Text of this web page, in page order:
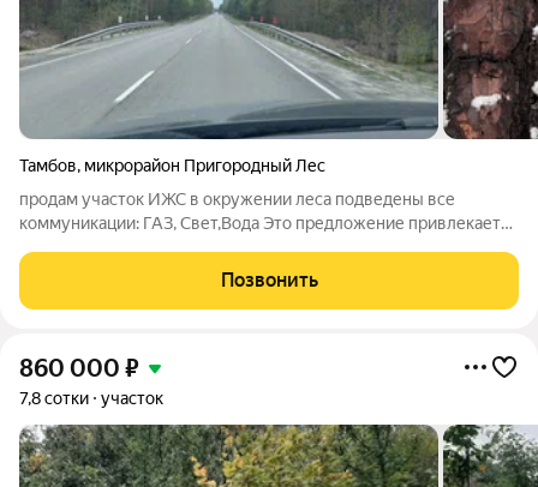
Тамбов, микрорайон Пригородный Лес
продам участок ИЖС в окружении леса подведены все
коммуникации: ГАЗ, Свет,Вода Это предложение привлекает
Участок располагается на охраняемой территории, вдали от
городской суеты, но при этом
Позвонить
860 000 ₽
7,8 сотки участок